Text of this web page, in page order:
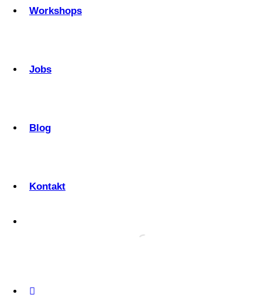
Workshops
Jobs
Blog
Kontakt